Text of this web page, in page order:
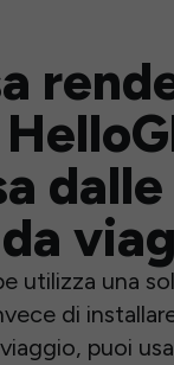
utilizza una
di
puoi